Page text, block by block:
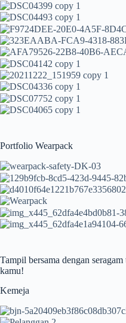
Portfolio Wearpack
Tampil bersama dengan
kamu!
Kemeja